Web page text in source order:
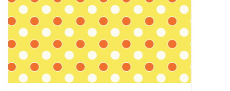
Merken
Beloningen